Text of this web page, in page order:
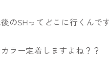
のSHってどこに行くんで
ラー定着しますよね？？